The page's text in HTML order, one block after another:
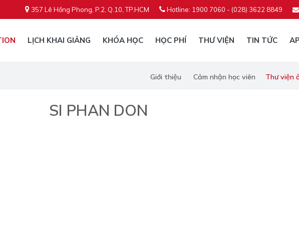
357 Lê Hồng Phong, P.2, Q.10, TP.HCM Hotline: 1900 7060 - (028) 3622 8849
LỊCH KHAI GIẢNG KHÓA HỌC HỌC PHÍ THƯ VIỆN TIN TỨC
Giới thiệu Cảm nhận học viên Thư viện
SI PHAN DON